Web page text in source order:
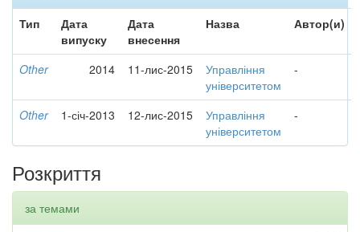
Тип
Дата
випуску
Дата
внесення
Назва Автор(и)
Other 2014 11-лис-2015
Управління
університетом
-
Other 1-січ-2013 12-лис-2015
Управління
університетом
-
Розкриття
за темами